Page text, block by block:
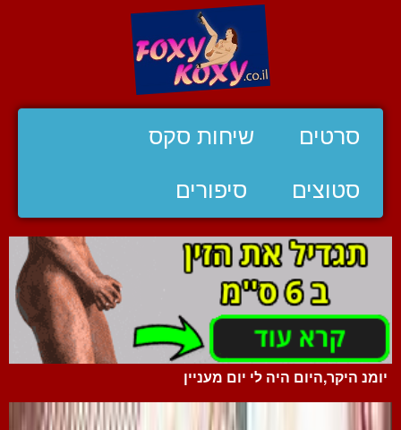
סרטים שיחות סקס
סטוצים סיפורים
יומנ היקר,היום היה לי יום מעניין